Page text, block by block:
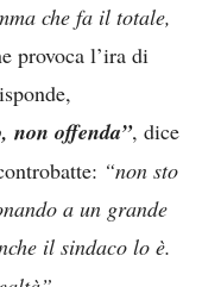
che fa il totale,
provoca l’ira di
non offenda”, dice
“non sto
a un grande
il sindaco lo è.